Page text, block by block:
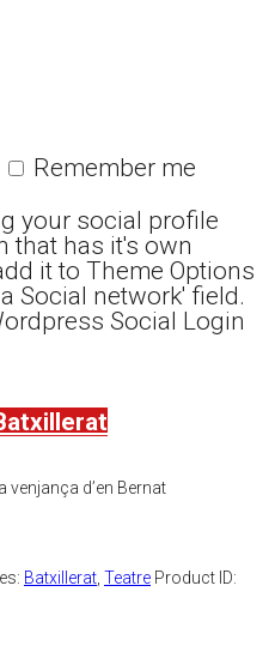
Remember me
your social profile
that has it's own
it to Theme Options
Social network' field.
Social Login
venjança d’en Bernat
Batxillerat Teatre Product ID: